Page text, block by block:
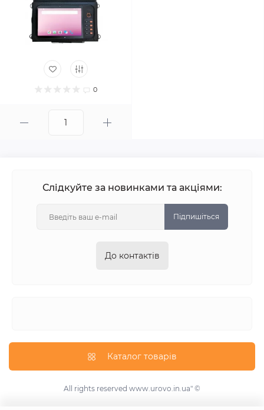
0
Слідкуйте за новинками та акціями:
Підпишіться
До контактів
Каталог товарів
All rights reserved www.urovo.in.ua" ©